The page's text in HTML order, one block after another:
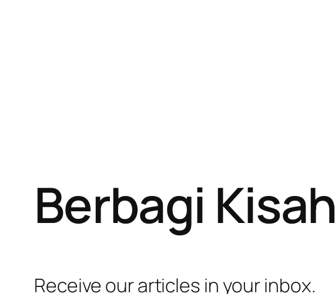
Berbagi Kisah
Receive our articles in your inbox.